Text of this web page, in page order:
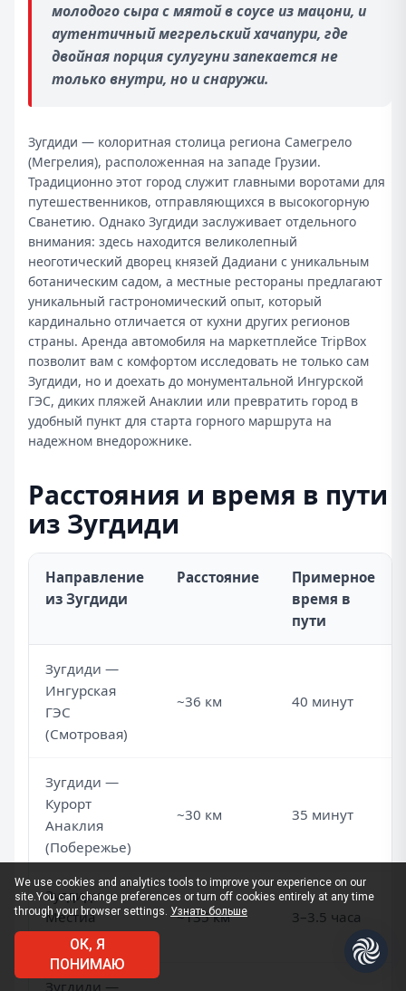
молодого сыра с мятой в соусе из мацони, и
аутентичный мегрельский хачапури, где
двойная порция сулугуни запекается не
только внутри, но и снаружи.
Зугдиди — колоритная столица региона Самегрело
(Мегрелия), расположенная на западе Грузии.
Традиционно этот город служит главными воротами для
путешественников, отправляющихся в высокогорную
Сванетию. Однако Зугдиди заслуживает отдельного
внимания: здесь находится великолепный
неоготический дворец князей Дадиани с уникальным
ботаническим садом, а местные рестораны предлагают
уникальный гастрономический опыт, который
кардинально отличается от кухни других регионов
страны. Аренда автомобиля на маркетплейсе TripBox
позволит вам с комфортом исследовать не только сам
Зугдиди, но и доехать до монументальной Ингурской
ГЭС, диких пляжей Анаклии или превратить город в
удобный пункт для старта горного маршрута на
надежном внедорожнике.
Расстояния и время в пути
из Зугдиди
Направление
из Зугдиди
Расстояние
Примерное
время в
пути
Зугдиди —
Ингурская
ГЭС
(Смотровая)
~36 км 40 минут
Зугдиди —
Курорт
Анаклия
(Побережье)
~30 км 35 минут
Зугдиди —
Местиа
(Сванетия)
~135 км 3–3.5 часа
Зугдиди —
We use cookies and analytics tools to improve your experience on our
site.You can change preferences or turn off cookies entirely at any time
through your browser settings. Узнать больше
ОК, Я
ПОНИМАЮ